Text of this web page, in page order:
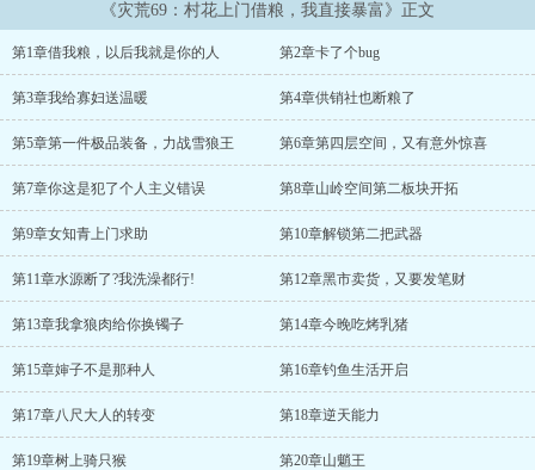
《灾荒69：村花上门借粮，我直接暴富》正文
第1章借我粮，以后我就是你的人 第2章卡了个bug
第3章我给寡妇送温暖 第4章供销社也断粮了
第5章第一件极品装备，力战雪狼王 第6章第四层空间，又有意外惊喜
第7章你这是犯了个人主义错误 第8章山岭空间第二板块开拓
第9章女知青上门求助 第10章解锁第二把武器
第11章水源断了?我洗澡都行! 第12章黑市卖货，又要发笔财
第13章我拿狼肉给你换镯子 第14章今晚吃烤乳猪
第15章婶子不是那种人 第16章钓鱼生活开启
第17章八尺大人的转变 第18章逆天能力
第19章树上骑只猴 第20章山魈王